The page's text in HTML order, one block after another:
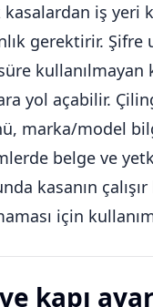
iş yeri
gerektirir. Şifre
yol açabilir.
marka/model
belge ve
kasanın
için
kapı